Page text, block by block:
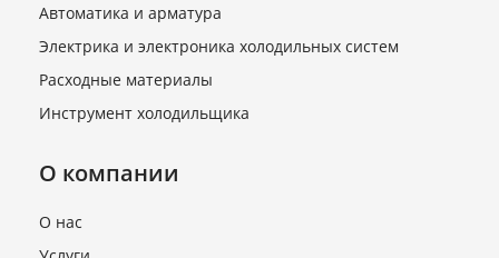
26 700 руб.
Автоматика и арматура
Электрика и электроника холодильных систем
Расходные материалы
Инструмент холодильщика
О компании
О нас